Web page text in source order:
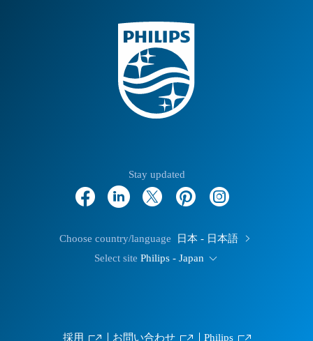
Stay updated
Choose country/language
日本 - 日本語
Select site Philips - Japan
採用 お問い合わせ Philips